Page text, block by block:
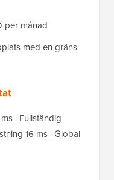
per månad
med en gräns
· Fullständig
16 ms · Global